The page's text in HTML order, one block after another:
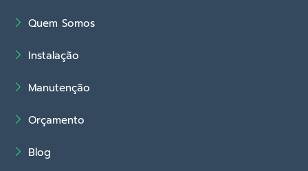
Quem Somos
Instalação
Manutenção
Orçamento
Blog